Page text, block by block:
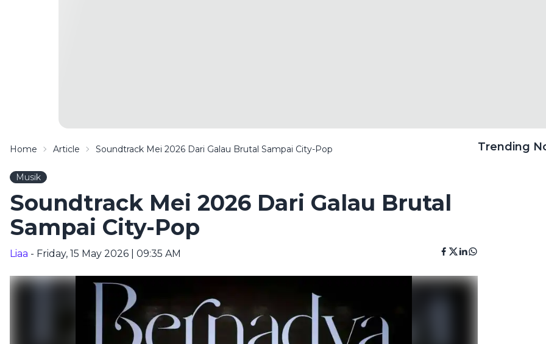
Home Article Soundtrack Mei 2026 Dari Galau Brutal Sampai City-Pop
Musik
Soundtrack Mei 2026 Dari Galau Brutal
Sampai City-Pop
Liaa - Friday, 15 May 2026 | 09:35 AM
Trending